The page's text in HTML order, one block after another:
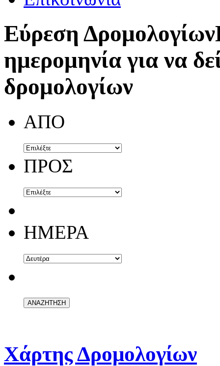
Εύρεση Δρομολογίων
ημερομηνία για να
δρομολογίων
ΑΠΟ
ΠΡΟΣ
ΗΜΕΡΑ
Χάρτης Δρομολογίων